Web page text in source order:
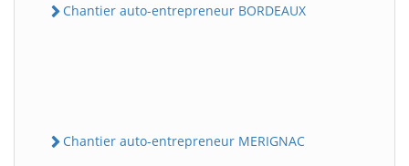
Chantier auto-entrepreneur BORDEAUX
Chantier auto-entrepreneur MERIGNAC